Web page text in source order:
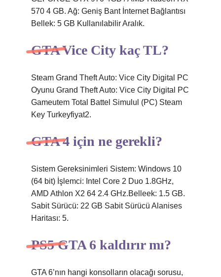
570 4 GB. Ağ: Geniş Bant İnternet Bağlantısı
Bellek: 5 GB Kullanılabilir Aralık.
GTA Vice City kaç TL?
Steam Grand Theft Auto: Vice City Digital PC
Oyunu Grand Theft Auto: Vice City Digital PC
Gameutem Total Battel Simulul (PC) Steam
Key Turkeyfiyat2.
GTA 4 için ne gerekli?
Sistem Gereksinimleri Sistem: Windows 10
(64 bit) İşlemci: Intel Core 2 Duo 1.8GHz,
AMD Athlon X2 64 2.4 GHz.Belleek: 1.5 GB.
Sabit Sürücü: 22 GB Sabit Sürücü Alanises
Haritası: 5.
PS5 GTA 6 kaldırır mı?
GTA 6’nın hangi konsolların olacağı sorusu,